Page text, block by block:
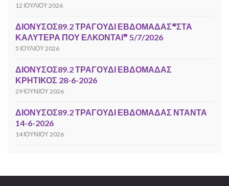
12 ΙΟΥΛΊΟΥ 2026
ΔΙΟΝΥΣΟΣ89.2 ΤΡΑΓΟΥΔΙ ΕΒΔΟΜΑΔΑΣ❝ΣΤΑ
ΚΑΛΥΤΕΡΑ ΠΟΥ ΕΛΚΟΝΤΑΙ❞ 5/7/2026
5 ΙΟΥΛΊΟΥ 2026
ΔΙΟΝΥΣΟΣ89.2 ΤΡΑΓΟΥΔΙ ΕΒΔΟΜΑΔΑΣ
ΚΡΗΤΙΚΟΣ 28-6-2026
29 ΙΟΥΝΊΟΥ 2026
ΔΙΟΝΥΣΟΣ89.2 ΤΡΑΓΟΥΔΙ ΕΒΔΟΜΑΔΑΣ ΝΤΑΝΤΑ
14-6-2026
14 ΙΟΥΝΊΟΥ 2026